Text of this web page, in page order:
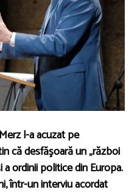
l-a acuzat pe
că desfăşoară un „război
ordinii politice din Europa.
într-un interviu acordat